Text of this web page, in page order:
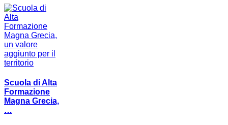
Scuola di Alta
Formazione
Magna Grecia,
…